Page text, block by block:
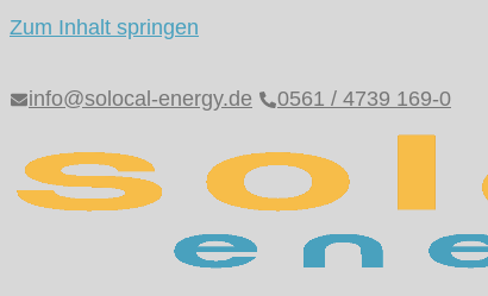
Zum Inhalt springen
info@solocal-energy.de 0561 / 4739 169-0